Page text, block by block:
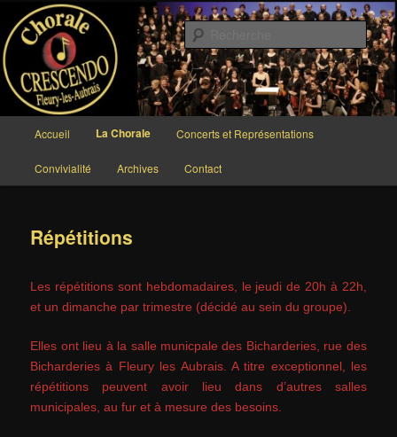
au
contenu
principalChorale CRESCENDO
principal
Accueil La Chorale Concerts et Représentations
Convivialité Archives Contact
Répétitions
Les répétitions sont hebdomadaires, le jeudi de 20h à 22h,
et un dimanche par trimestre (décidé au sein du groupe).
Elles ont lieu à la salle municpale des Bicharderies, rue des
Bicharderies à Fleury les Aubrais. A titre exceptionnel, les
répétitions peuvent avoir lieu dans d’autres salles
municipales, au fur et à mesure des besoins.